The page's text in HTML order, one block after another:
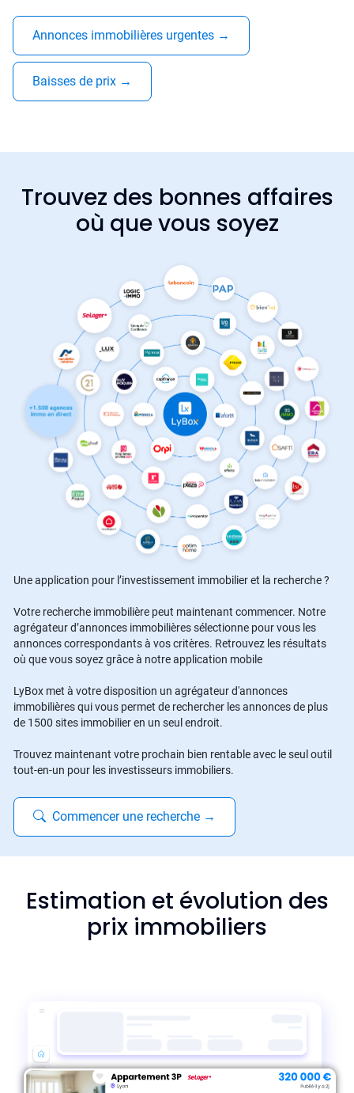
Annonces immobilières urgentes →
Baisses de prix →
Trouvez des bonnes affaires
où que vous soyez
Une application pour l’investissement immobilier et la recherche ?
Votre recherche immobilière peut maintenant commencer. Notre
agrégateur d’annonces immobilières sélectionne pour vous les
annonces correspondants à vos critères. Retrouvez les résultats
où que vous soyez grâce à notre application mobile
LyBox met à votre disposition un agrégateur d'annonces
immobilières qui vous permet de rechercher les annonces de plus
de 1500 sites immobilier en un seul endroit.
Trouvez maintenant votre prochain bien rentable avec le seul outil
tout-en-un pour les investisseurs immobiliers.
Commencer une recherche →
Estimation et évolution des
prix immobiliers